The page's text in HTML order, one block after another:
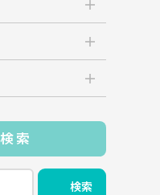
索
検索